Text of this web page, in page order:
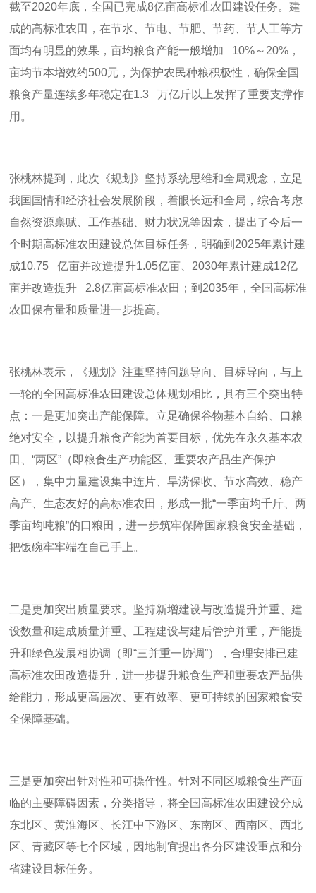
截至2020年底，全国已完成8亿亩高标准农田建设任务。建
成的高标准农田，在节水、节电、节肥、节药、节人工等方
面均有明显的效果，亩均粮食产能一般增加
10%～ 20%，
亩均节本增效约500元，为保护农民种粮积极性，确保全国
粮食产量连续多年稳定在1.3
万亿斤以上发挥了重要支撑作
用。
张桃林提到，此次《规划》坚持系统思维和全局观念，立足
我国国情和经济社会发展阶段，着眼长远和全局，综合考虑
自然资源禀赋、工作基础、财力状况等因素，提出了今后一
个时期高标准农田建设总体目标任务，明确到 2025年累计建
成10.75 亿亩并改造提升1.05亿亩、 2030年累计建成12亿
亩并改造提升
2.8亿亩高标准农田；到 2035年，全国高标准
农田保有量和质量进一步提高。
张桃林表示，《规划》注重坚持问题导向、目标导向，与上
一轮的全国高标准农田建设总体规划相比，具有三个突出特
点：一是更加突出产能保障。立足确保谷物基本自给、口粮
绝对安全，以提升粮食产能为首要目标，优先在永久基本农
田、“两区”（即粮食生产功能区、重要农产品生产保护
区），集中力量建设集中连片、旱涝保收、节水高效、稳产
高产、生态友好的高标准农田，形成一批“一季亩均千斤、两
季亩均吨粮”的口粮田，进一步筑牢保障国家粮食安全基础，
把饭碗牢牢端在自己手上。
二是更加突出质量要求。坚持新增建设与改造提升并重、建
设数量和建成质量并重、工程建设与建后管护并重，产能提
升和绿色发展相协调（即“三并重一协调”），合理安排已建
高标准农田改造提升，进一步提升粮食生产和重要农产品供
给能力，形成更高层次、更有效率、更可持续的国家粮食安
全保障基础。
三是更加突出针对性和可操作性。针对不同区域粮食生产面
临的主要障碍因素，分类指导，将全国高标准农田建设分成
东北区、黄淮海区、长江中下游区、东南区、西南区、西北
区、青藏区等七个区域，因地制宜提出各分区建设重点和分
省建设目标任务。